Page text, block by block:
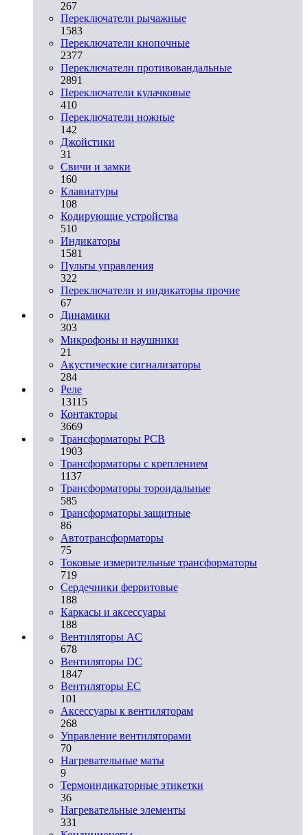
267
Переключатели рычажные
1583
Переключатели кнопочные
2377
Переключатели противовандальные
2891
Переключатели кулачковые
410
Переключатели ножные
142
Джойстики
31
Свичи и замки
160
Клавиатуры
108
Кодирующие устройства
510
Индикаторы
1581
Пульты управления
322
Переключатели и индикаторы прочие
67
Динамики
303
Микрофоны и наушники
21
Акустические сигнализаторы
284
Реле
13115
Контакторы
3669
Трансформаторы PCB
1903
Трансформаторы с креплением
1137
Трансформаторы тороидальные
585
Трансформаторы защитные
86
Автотрансформаторы
75
Токовые измерительные трансформаторы
719
Сердечники ферритовые
188
Каркасы и аксессуары
188
Вентиляторы AC
678
Вентиляторы DC
1847
Вентиляторы EC
101
Аксессуары к вентиляторам
268
Управление вентиляторами
70
Нагревательные маты
9
Термоиндикаторные этикетки
36
Нагревательные элементы
331